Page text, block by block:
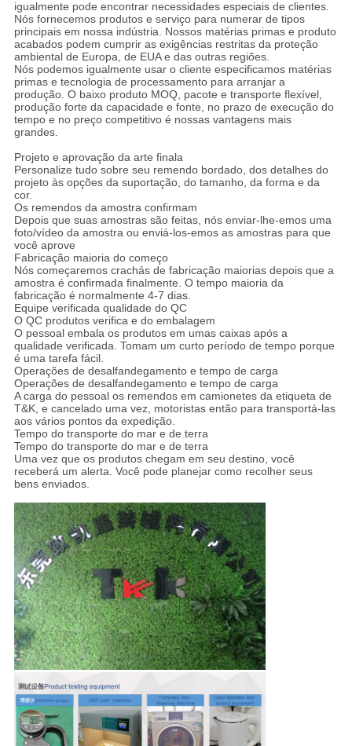
igualmente pode encontrar necessidades especiais de clientes.
Nós fornecemos produtos e serviço para numerar de tipos
principais em nossa indústria. Nossos matérias primas e produto
acabados podem cumprir as exigências restritas da proteção
ambiental de Europa, de EUA e das outras regiões.
Nós podemos igualmente usar o cliente especificamos matérias
primas e tecnologia de processamento para arranjar a
produção. O baixo produto MOQ, pacote e transporte flexível,
produção forte da capacidade e fonte, no prazo de execução do
tempo e no preço competitivo é nossas vantagens mais
grandes.
Projeto e aprovação da arte finala
Personalize tudo sobre seu remendo bordado, dos detalhes do
projeto às opções da suportação, do tamanho, da forma e da
cor.
Os remendos da amostra confirmam
Depois que suas amostras são feitas, nós enviar-lhe-emos uma
foto/vídeo da amostra ou enviá-los-emos as amostras para que
você aprove
Fabricação maioria do começo
Nós começaremos crachás de fabricação maiorias depois que a
amostra é confirmada finalmente. O tempo maioria da
fabricação é normalmente 4-7 dias.
Equipe verificada qualidade do QC
O QC produtos verifica e do embalagem
O pessoal embala os produtos em umas caixas após a
qualidade verificada. Tomam um curto período de tempo porque
é uma tarefa fácil.
Operações de desalfandegamento e tempo de carga
Operações de desalfandegamento e tempo de carga
A carga do pessoal os remendos em camionetes da etiqueta de
T&K, e cancelado uma vez, motoristas então para transportá-las
aos vários pontos da expedição.
Tempo do transporte do mar e de terra
Tempo do transporte do mar e de terra
Uma vez que os produtos chegam em seu destino, você
receberá um alerta. Você pode planejar como recolher seus
bens enviados.